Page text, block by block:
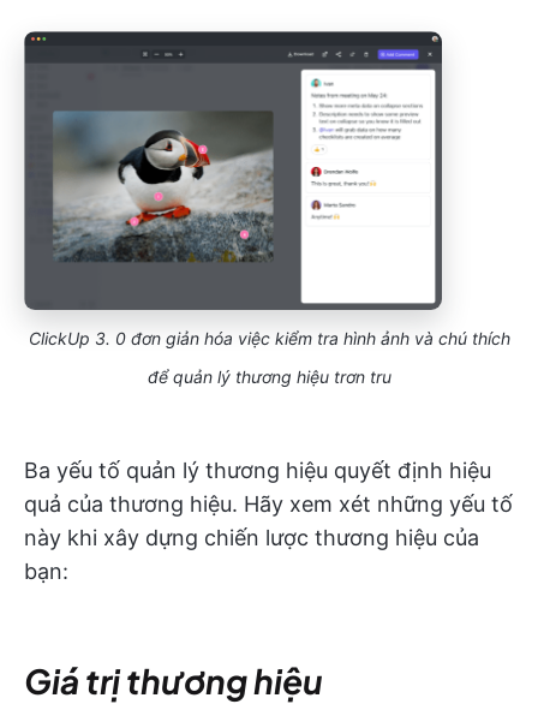
ClickUp 3. 0 đơn giản hóa việc kiểm tra hình ảnh và chú thích
để quản lý thương hiệu trơn tru
Ba yếu tố quản lý thương hiệu quyết định hiệu
quả của thương hiệu. Hãy xem xét những yếu tố
này khi xây dựng chiến lược thương hiệu của
bạn:
Giá trị thương hiệu